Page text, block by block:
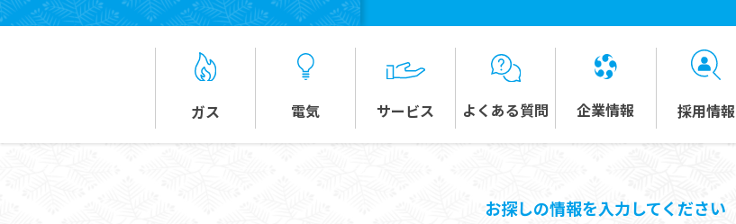
ガス 電気 サービス よくある質問 企業情報 採用情報
お探しの情報を入力してください